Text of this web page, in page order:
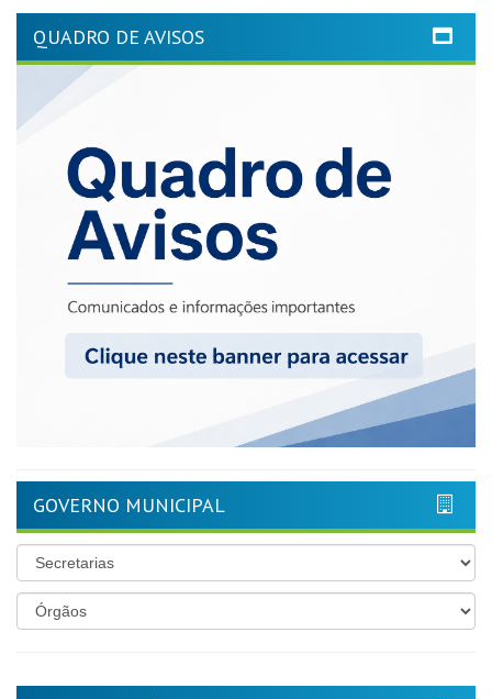
QUADRO DE AVISOS
GOVERNO MUNICIPAL